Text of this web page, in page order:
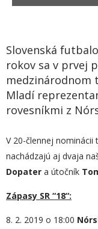
Slovenská
rokov sa v prvej
medzinárodnom
Mladí
rovesníkmi z
V 20-člennej nominácii
nachádzajú aj dvaja
Dopater a útočník
Zápasy SR “18“:
8. 2. 2019 o 18:00